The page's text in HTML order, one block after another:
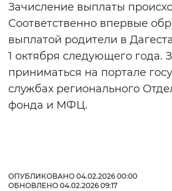
Зачисление выплаты
Соответственно впервые
выплатой родители в
1 октября следующего года.
приниматься на портале
службах регионального
фонда и МФЦ.
ОПУБЛИКОВАНО 04.02.2026 00:00
ОБНОВЛЕНО 04.02.2026 09:17